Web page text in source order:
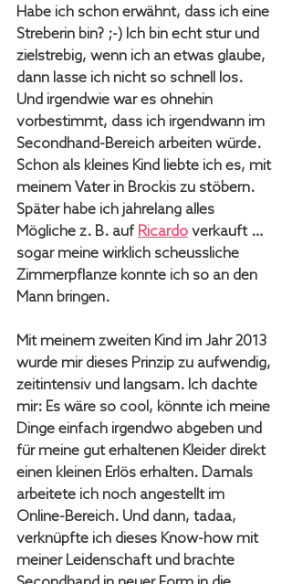
Habe ich schon erwähnt, dass ich eine
Streberin bin? ;-) Ich bin echt stur und
zielstrebig, wenn ich an etwas glaube,
dann lasse ich nicht so schnell los.
Und irgendwie war es ohnehin
vorbestimmt, dass ich irgendwann im
Secondhand-Bereich arbeiten würde.
Schon als kleines Kind liebte ich es, mit
meinem Vater in Brockis zu stöbern.
Später habe ich jahrelang alles
Mögliche z. B. auf Ricardo verkauft …
sogar meine wirklich scheussliche
Zimmerpflanze konnte ich so an den
Mann bringen.
Mit meinem zweiten Kind im Jahr 2013
wurde mir dieses Prinzip zu aufwendig,
zeitintensiv und langsam. Ich dachte
mir: Es wäre so cool, könnte ich meine
Dinge einfach irgendwo abgeben und
für meine gut erhaltenen Kleider direkt
einen kleinen Erlös erhalten. Damals
arbeitete ich noch angestellt im
Online-Bereich. Und dann, tadaa,
verknüpfte ich dieses Know-how mit
meiner Leidenschaft und brachte